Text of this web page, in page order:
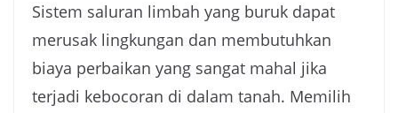
Sistem saluran limbah yang buruk dapat
merusak lingkungan dan membutuhkan
biaya perbaikan yang sangat mahal jika
terjadi kebocoran di dalam tanah. Memilih